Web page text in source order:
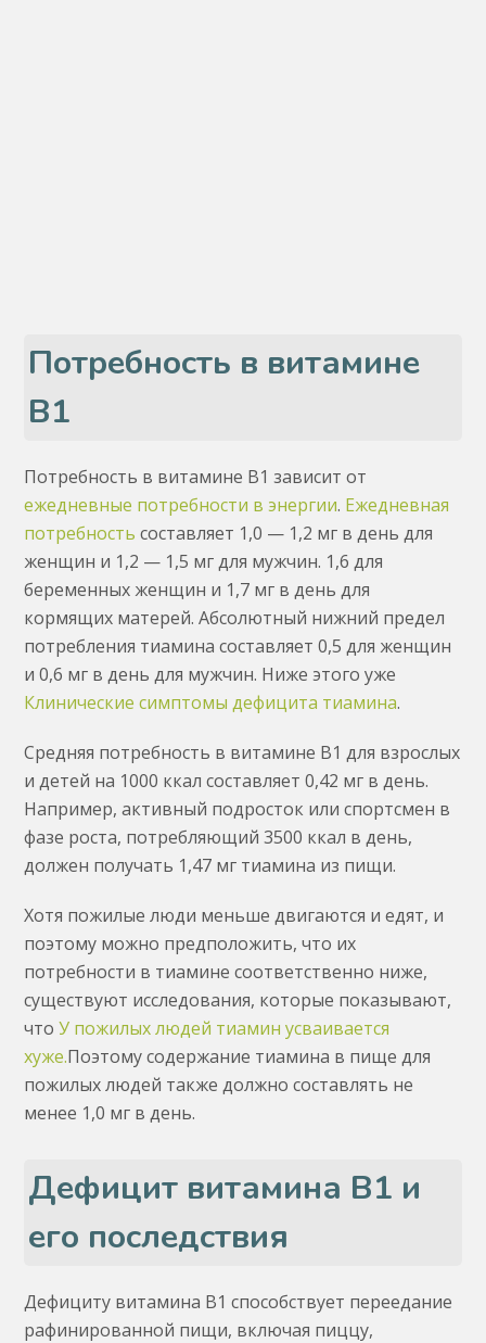
Потребность в витамине
B1
Потребность в витамине В1 зависит от
ежедневные потребности в энергии. Ежедневная
потребность составляет 1,0 — 1,2 мг в день для
женщин и 1,2 — 1,5 мг для мужчин. 1,6 для
беременных женщин и 1,7 мг в день для
кормящих матерей. Абсолютный нижний предел
потребления тиамина составляет 0,5 для женщин
и 0,6 мг в день для мужчин. Ниже этого уже
Клинические симптомы дефицита тиамина.
Средняя потребность в витамине B1 для взрослых
и детей на 1000 ккал составляет 0,42 мг в день.
Например, активный подросток или спортсмен в
фазе роста, потребляющий 3500 ккал в день,
должен получать 1,47 мг тиамина из пищи.
Хотя пожилые люди меньше двигаются и едят, и
поэтому можно предположить, что их
потребности в тиамине соответственно ниже,
существуют исследования, которые показывают,
чтоУ пожилых людей тиамин усваивается
хуже.Поэтому содержание тиамина в пище для
пожилых людей также должно составлять не
менее 1,0 мг в день.
Дефицит витамина B1 и
его последствия
Дефициту витамина В1 способствует переедание
рафинированной пищи, включая пиццу,